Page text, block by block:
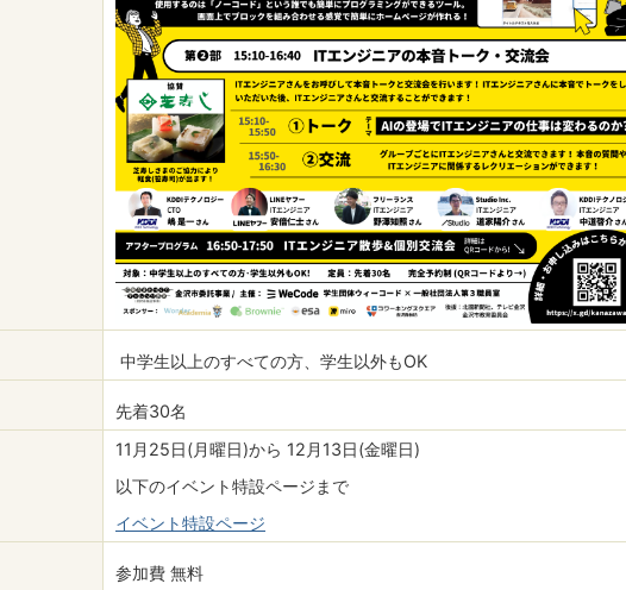
中学生以上のすべての方、学生以外もOK
先着30名
11月25日(月曜日)から 12月13日(金曜日)
以下のイベント特設ページまで
イベント特設ページ
参加費 無料